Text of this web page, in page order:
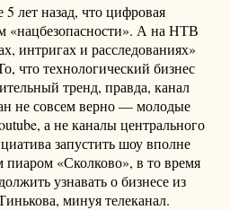
лет назад, что цифровая
«нацбезопасности». А на НТВ
интригах и расследованиях»
что технологический бизнес
тренд, правда, канал
не совсем верно — молодые
а не каналы центрального
запустить шоу вполне
«Сколково», в то время
узнавать о бизнесе из
минуя телеканал.